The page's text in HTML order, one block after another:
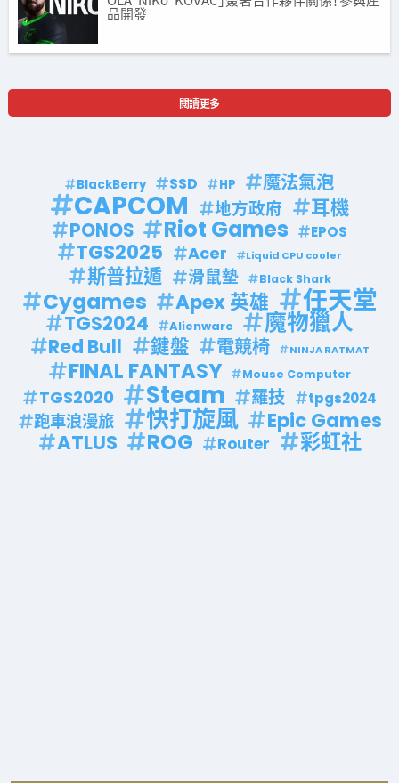
品開發
閱讀更多
BlackBerry SSD HP 魔法氣泡
CAPCOM 地方政府 耳機
PONOS Riot Games EPOS
TGS2025 Acer Liquid CPU cooler
斯普拉遁 滑鼠墊 Black Shark
Cygames Apex 英雄 任天堂
TGS2024 Alienware 魔物獵人
Red Bull 鍵盤 電競椅 NINJA RATMAT
FINAL FANTASY Mouse Computer
TGS2020 Steam 羅技 tpgs2024
跑車浪漫旅 快打旋風
Epic Games
ATLUS
ROG Router 彩虹社